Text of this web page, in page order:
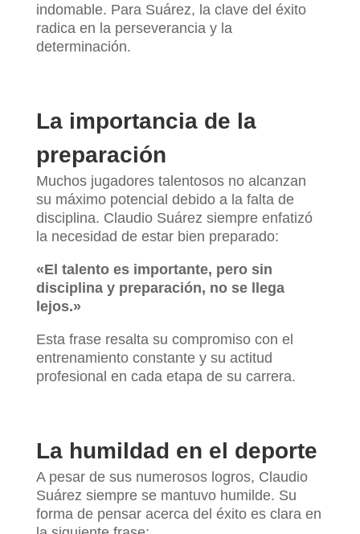
indomable. Para Suárez, la clave del éxito
radica en la perseverancia y la
determinación.
La importancia de la
preparación
Muchos jugadores talentosos no alcanzan
su máximo potencial debido a la falta de
disciplina. Claudio Suárez siempre enfatizó
la necesidad de estar bien preparado:
«El talento es importante, pero sin
disciplina y preparación, no se llega
lejos.»
Esta frase resalta su compromiso con el
entrenamiento constante y su actitud
profesional en cada etapa de su carrera.
La humildad en el deporte
A pesar de sus numerosos logros, Claudio
Suárez siempre se mantuvo humilde. Su
forma de pensar acerca del éxito es clara en